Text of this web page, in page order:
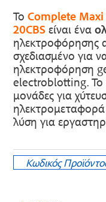
ΤοComplete
20CBS είναι ένα
ηλεκτροφόρησης
σχεδιασμένο για
ηλεκτροφόρηση
electroblotting. Το
μονάδες για
λύση για
Κωδικός